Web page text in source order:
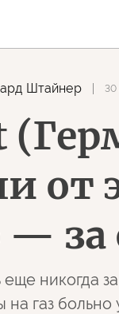
Штайнер 30
от
—
еще никогда
газ